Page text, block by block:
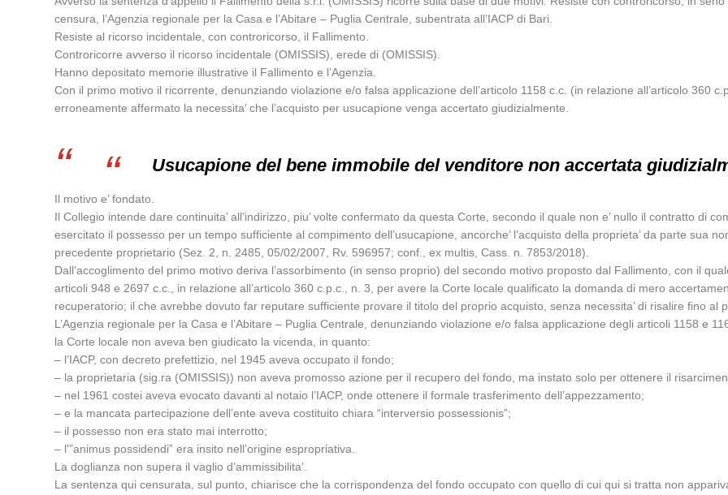
censura, l’Agenzia regionale per la Casa e l’Abitare – Puglia Centrale, subentrata all’IACP di Bari.
Resiste al ricorso incidentale, con controricorso, il Fallimento.
Controricorre avverso il ricorso incidentale (OMISSIS), erede di (OMISSIS).
Hanno depositato memorie illustrative il Fallimento e l’Agenzia.
Con il primo motivo il ricorrente, denunziando violazione e/o falsa applicazione dell’articolo 1158 c.c. (in relazione all’articolo 360
erroneamente affermato la necessita’ che l’acquisto per usucapione venga accertato giudizialmente.
Usucapione del bene immobile del venditore non accertata
Il motivo e’ fondato.
Il Collegio intende dare continuita’ all’indirizzo, piu’ volte confermato da questa Corte, secondo il quale non e’ nullo il contratto di
esercitato il possesso per un tempo sufficiente al compimento dell’usucapione, ancorche’ l’acquisto della proprieta’ da parte sua
precedente proprietario (Sez. 2, n. 2485, 05/02/2007, Rv. 596957; conf., ex multis, Cass. n. 7853/2018).
Dall’accoglimento del primo motivo deriva l’assorbimento (in senso proprio) del secondo motivo proposto dal Fallimento, con il
articoli 948 e 2697 c.c., in relazione all’articolo 360 c.p.c., n. 3, per avere la Corte locale qualificato la domanda di mero
recuperatorio; il che avrebbe dovuto far reputare sufficiente provare il titolo del proprio acquisto, senza necessita’ di risalire fino al
L’Agenzia regionale per la Casa e l’Abitare – Puglia Centrale, denunziando violazione e/o falsa applicazione degli articoli 1158 e
la Corte locale non aveva ben giudicato la vicenda, in quanto:
– l’IACP, con decreto prefettizio, nel 1945 aveva occupato il fondo;
– la proprietaria (sig.ra (OMISSIS)) non aveva promosso azione per il recupero del fondo, ma instato solo per ottenere il
– nel 1961 costei aveva evocato davanti al notaio l’IACP, onde ottenere il formale trasferimento dell’appezzamento;
– e la mancata partecipazione dell’ente aveva costituito chiara “interversio possessionis”;
– il possesso non era stato mai interrotto;
– l'”animus possidendi” era insito nell’origine espropriativa.
La doglianza non supera il vaglio d’ammissibilita’.
La sentenza qui censurata, sul punto, chiarisce che la corrispondenza del fondo occupato con quello di cui qui si tratta non